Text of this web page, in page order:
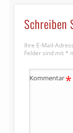
Schreiben
Ihre E-Mail-
Felder sind mit *
Kommentar*